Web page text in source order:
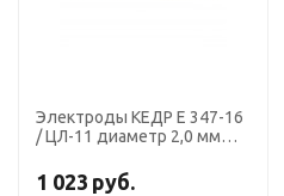
Электроды КЕДР E 347-16
/ ЦЛ-11 диаметр 2,0 мм
1 023 руб.